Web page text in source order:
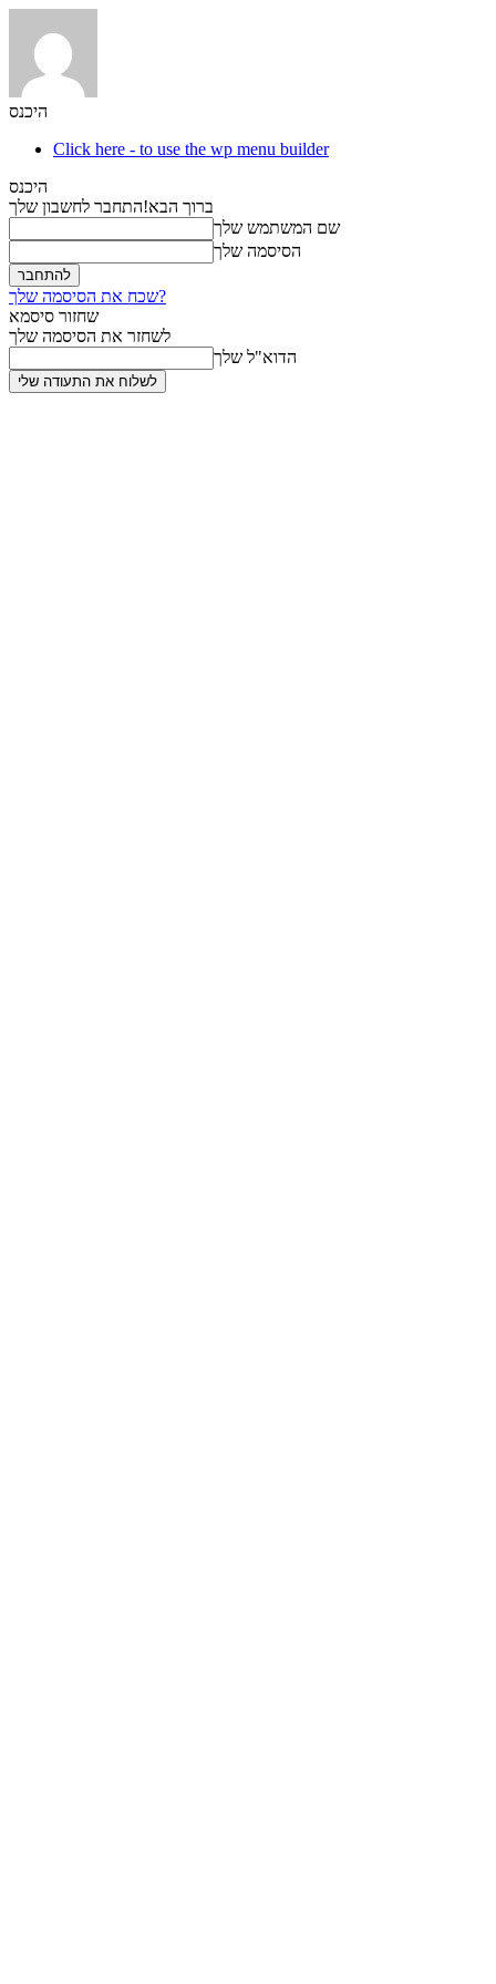
היכנס
Click here - to use the wp menu builder
היכנס
ברוך הבא!התחבר לחשבון שלך
שם המשתמש שלך
הסיסמה שלך
שכח את הסיסמה שלך?
שחזור סיסמא
לשחזר את הסיסמה שלך
הדוא"ל שלך